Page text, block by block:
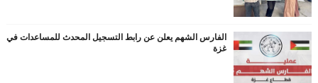
الفارس الشهم يعلن عن رابط التسجيل المحدث للمساعدات في
غزة